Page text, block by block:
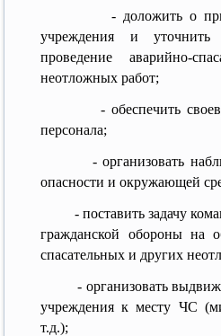
- доложить о
учреждения и
проведение аварийно-
неотложных работ;
- обеспечить
персонала;
- организовать
опасности и окружающей
- поставить задачу
гражданской обороны на
спасательных и других
- организовать
учреждения к месту ЧС
т.д.);